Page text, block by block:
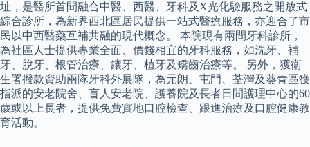
址，是醫所首間融合中醫、西醫、牙科及X光化驗服務之開放式
綜合診所，為新界西北區居民提供一站式醫療服務，亦迎合了市
民以中西醫藥互補共融的現代概念。 本院現有兩間牙科診所，
為社區人士提供專業全面、價錢相宜的牙科服務，如洗牙、補
牙、脫牙、根管治療、鑲牙、植牙及矯齒治療等。 另外，獲衞
生署撥款資助兩隊牙科外展隊，為元朗、屯門、荃灣及葵青區獲
指派的安老院舍、盲人安老院、護養院及長者日間護理中心的60
歲或以上長者，提供免費實地口腔檢查、跟進治療及口腔健康教
育活動。